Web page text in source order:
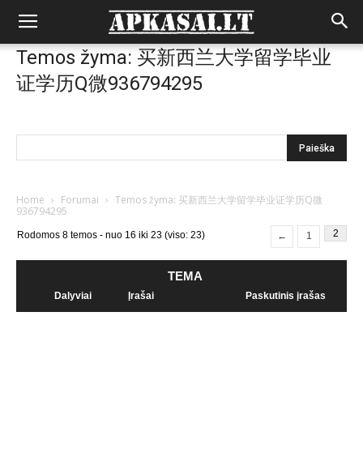
Temos žyma: 买新西兰大学留学毕业
证学历Q微936794295
Home › Forumai › Temos žyma: 买新西兰大学留学毕业证学历Q微
936794295
Rodomos 8 temos - nuo 16 iki 23 (viso: 23) ← 1 2
TEMA
Dalyviai Įrašai Paskutinis įrašas